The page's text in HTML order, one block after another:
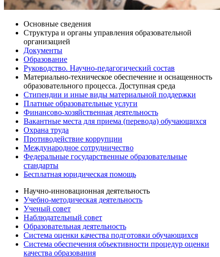
Основные сведения
Структура и органы управления образовательной
организацией
Документы
Образование
Руководство. Научно-педагогический состав
Материально-техническое обеспечение и оснащенность
образовательного процесса. Доступная среда
Стипендии и иные виды материальной поддержки
Платные образовательные услуги
Финансово-хозяйственная деятельность
Вакантные места для приема (перевода) обучающихся
Охрана труда
Противодействие коррупции
Международное сотрудничество
Федеральные государственные образовательные
стандарты
Бесплатная юридическая помощь
Научно-инновационная деятельность
Учебно-методическая деятельность
Ученый совет
Наблюдательный совет
Образовательная деятельность
Система оценки качества подготовки обучающихся
Система обеспечения объективности процедур оценки
качества образования